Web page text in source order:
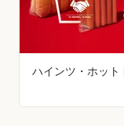
ハインツ・ホット